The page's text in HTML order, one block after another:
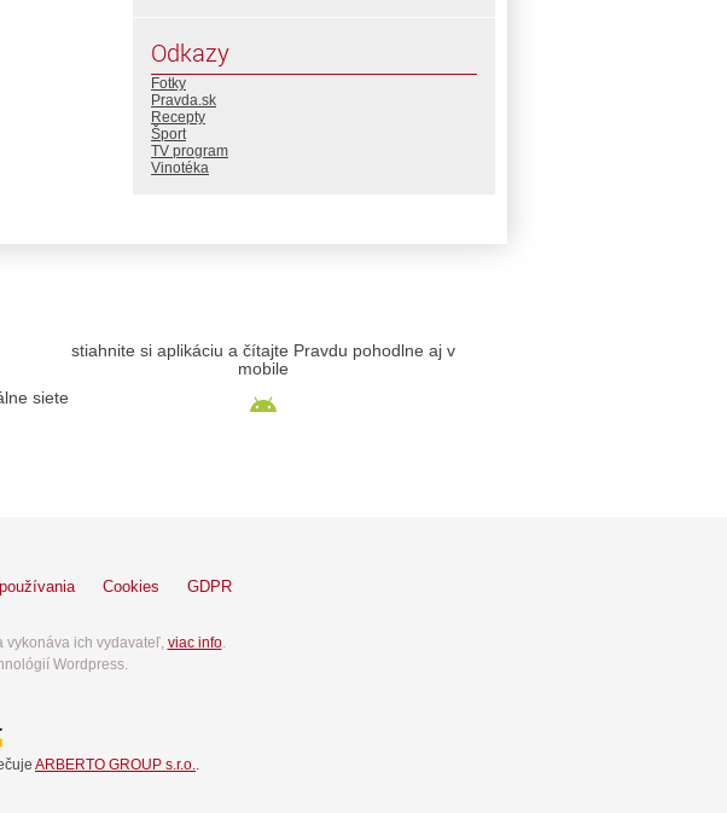
Odkazy
Fotky
Pravda.sk
Recepty
Šport
TV program
Vinotéka
siete
stiahnite si aplikáciu a čítajte Pravdu pohodlne aj v
mobile
Cookies GDPR
vykonáva ich vydavateľ, viac info.
Wordpress.
ARBERTO GROUP s.r.o..